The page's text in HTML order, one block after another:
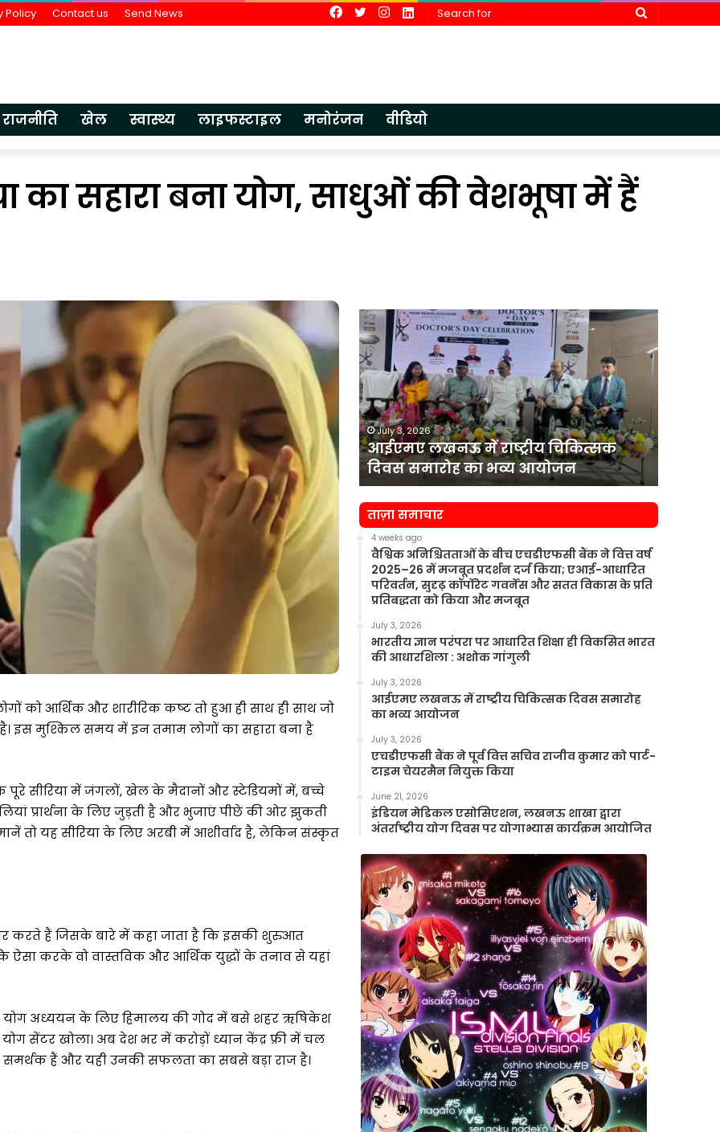
Policy Contact us Send News
Search
LinkedIn
Instagram
Twitter
Facebook
राजनीति खेल स्वास्थ्य लाइफस्टाइल मनोरंजन वीडियो
का सहारा बना योग, साधुओं की वेशभूषा में हैं
को आर्थिक और शारीरिक कष्‍ट तो हुआ ही साथ ही साथ जो
इस मुश्किल समय में इन तमाम लोगों का सहारा बना है
पूरे सीरिया में जंगलों, खेल के मैदानों और स्टेडियमों में, बच्चे
प्रार्थना के लिए जुड़ती है और भुजाएं पीछे की ओर झुकती
तो यह सीरिया के लिए अरबी में आशीर्वाद है, लेकिन संस्कृत
करते हैं जिसके बारे में कहा जाता है कि इसकी शुरुआत
ऐसा करके वो वास्तविक और आर्थिक युद्धों के तनाव से यहां
योग अध्ययन के लिए हिमालय की गोद में बसे शहर ऋषिकेश
सेंटर खोला। अब देश भर में करोड़ों ध्यान केंद्र फ्री में चल
समर्थक हैं और यही उनकी सफलता का सबसे बड़ा राज है।
सुदृढ़
भारतीय
ज्ञान
परंपरा
पर
आधारित
शिक्षा
ही
विकसित
भारत
आधारशिला
अशोक
गांगुली
July 3, 2026
भारतीय ज्ञान परंपरा पर आधारित शिक्षा ही
विकसित भारत की आधारशिला : अशोक
गांगुली
आईएमए
लखनऊ
में
राष्ट्रीय
चिकित्सक
दिवस
समारोह
का
भव्य
आयोजन
July 3, 2026
आईएमए लखनऊ में राष्ट्रीय चिकित्सक
दिवस समारोह का भव्य आयोजन
एचडीएफसी
पूर्व
को
पार्ट-
चेयरमैन
नियुक्त
किया
ताज़ा समाचार
4 weeks ago
वैश्विक अनिश्चितताओं के बीच एचडीएफसी बैंक ने वित्त वर्ष
2025–26 में मजबूत प्रदर्शन दर्ज किया; एआई-आधारित
परिवर्तन, सुदृढ़ कॉर्पोरेट गवर्नेंस और सतत विकास के प्रति
प्रतिबद्धता को किया और मजबूत
July 3, 2026
भारतीय ज्ञान परंपरा पर आधारित शिक्षा ही विकसित भारत
की आधारशिला : अशोक गांगुली
July 3, 2026
आईएमए लखनऊ में राष्ट्रीय चिकित्सक दिवस समारोह
का भव्य आयोजन
July 3, 2026
एचडीएफसी बैंक ने पूर्व वित्त सचिव राजीव कुमार को पार्ट-
टाइम चेयरमैन नियुक्त किया
June 21, 2026
इंडियन मेडिकल एसोसिएशन, लखनऊ शाखा द्वारा
अंतर्राष्ट्रीय योग दिवस पर योगाभ्यास कार्यक्रम आयोजित